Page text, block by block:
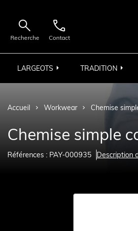

Recherche

Contact
LARGEOTS TRADITION
Accueil Workwear Chemise
Chemise simple
Références : PAY-000935 Description